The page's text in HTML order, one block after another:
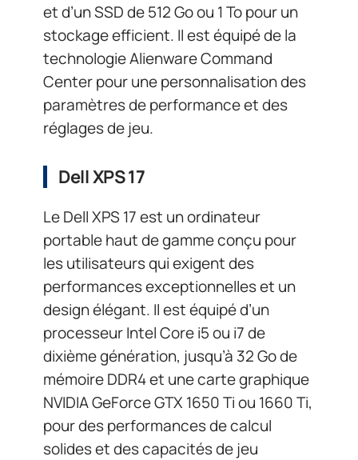
et d’un SSD de 512 Go ou 1 To pour un
stockage efficient. Il est équipé de la
technologie Alienware Command
Center pour une personnalisation des
paramètres de performance et des
réglages de jeu.
Dell XPS 17
Le Dell XPS 17 est un ordinateur
portable haut de gamme conçu pour
les utilisateurs qui exigent des
performances exceptionnelles et un
design élégant. Il est équipé d’un
processeur Intel Core i5 ou i7 de
dixième génération, jusqu’à 32 Go de
mémoire DDR4 et une carte graphique
NVIDIA GeForce GTX 1650 Ti ou 1660 Ti,
pour des performances de calcul
solides et des capacités de jeu